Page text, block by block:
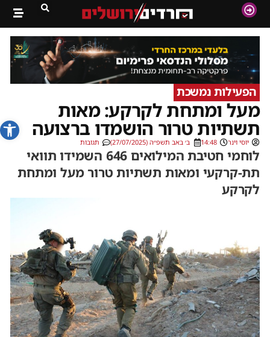
פתח
הפעילות נמשכת
מעל ומתחת לקרקע: מאות
תשתיות טרור הושמדו ברצועה
יוסי וינר 14:48 ב׳ באב תשפ״ה (27/07/2025) תגובות
לוחמי חטיבת המילואים 646 השמידו תוואי
תת-קרקעי ומאות תשתיות טרור מעל ומתחת
לקרקע